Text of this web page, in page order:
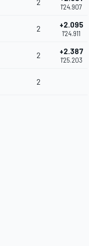
2
1'24.907
2 +2.095
1'24.911
2 +2.387
1'25.203
2